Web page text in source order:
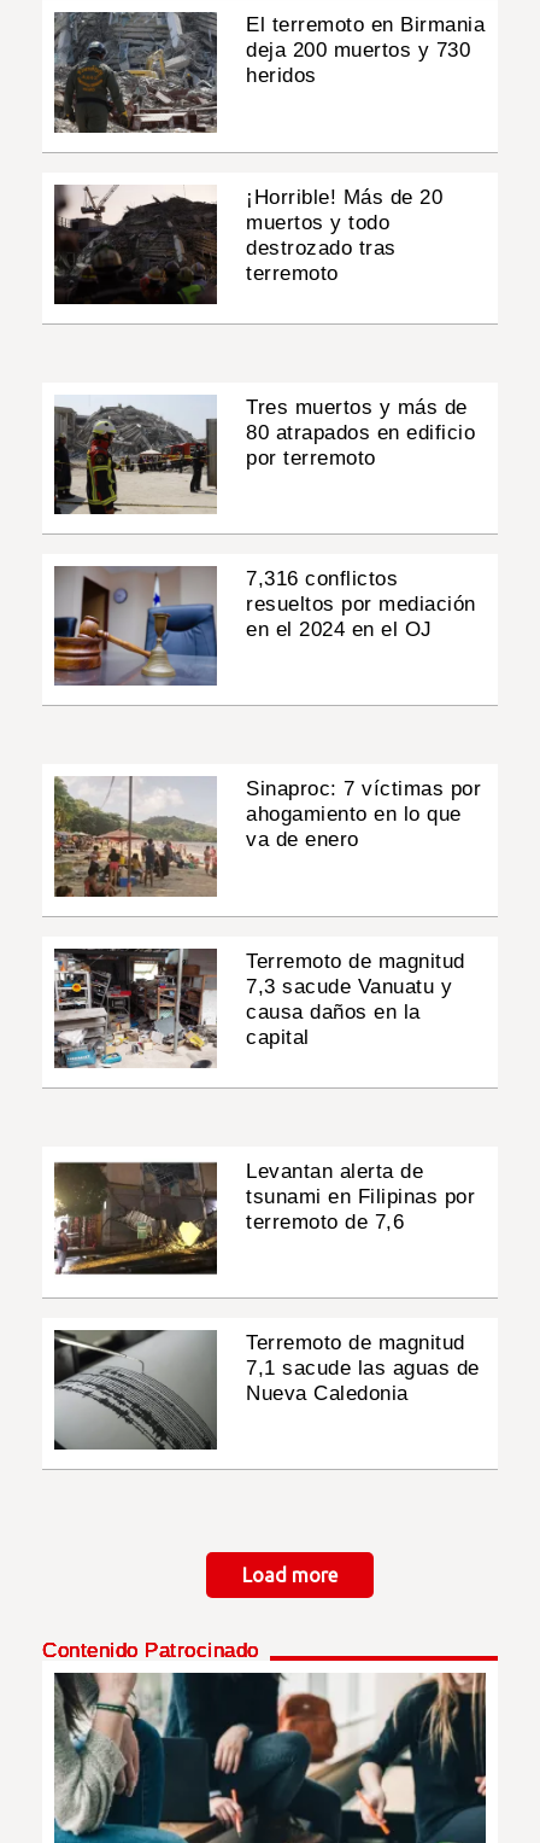
El terremoto en Birmania
deja 200 muertos y 730
heridos
¡Horrible! Más de 20
muertos y todo
destrozado tras
terremoto
Tres muertos y más de
80 atrapados en edificio
por terremoto
7,316 conflictos
resueltos por mediación
en el 2024 en el OJ
Sinaproc: 7 víctimas por
ahogamiento en lo que
va de enero
Terremoto de magnitud
7,3 sacude Vanuatu y
causa daños en la
capital
Levantan alerta de
tsunami en Filipinas por
terremoto de 7,6
Terremoto de magnitud
7,1 sacude las aguas de
Nueva Caledonia
Load more
Contenido Patrocinado